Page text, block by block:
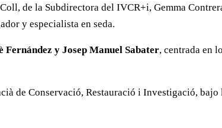
de la Subdirectora del IVCR+i, Gemma
y especialista en seda.
Fernández y Josep Manuel Sabater, centrada en
de Conservació, Restauració i Investigació,